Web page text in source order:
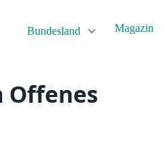
Bundesland Magazin
Offenes